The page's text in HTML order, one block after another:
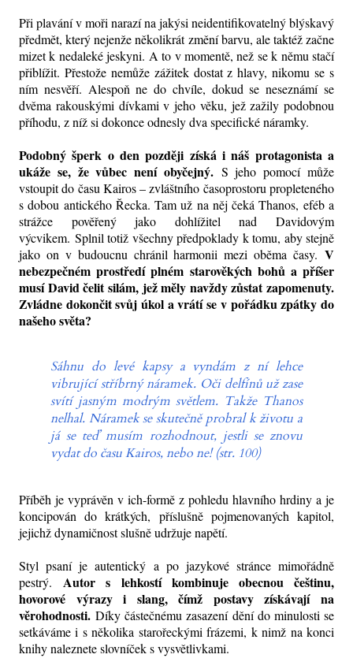
Při plavání v moři narazí na jakýsi neidentifikovatelný blýskavý
předmět, který nejenže několikrát změní barvu, ale taktéž začne
mizet k nedaleké jeskyni. A to v momentě, než se k němu stačí
přiblížit. Přestože nemůže zážitek dostat z hlavy, nikomu se s
ním nesvěří. Alespoň ne do chvíle, dokud se neseznámí se
dvěma rakouskými dívkami v jeho věku, jež zažily podobnou
příhodu, z níž si dokonce odnesly dva specifické náramky.
Podobný šperk o den později získá i náš protagonista a
ukáže se, že vůbec není obyčejný. S jeho pomocí může
vstoupit do času Kairos – zvláštního časoprostoru propleteného
s dobou antického Řecka. Tam už na něj čeká Thanos, eféb a
strážce pověřený jako dohlížitel nad Davidovým
výcvikem. Splnil totiž všechny předpoklady k tomu, aby stejně
jako on v budoucnu chránil harmonii mezi oběma časy. V
nebezpečném prostředí plném starověkých bohů a příšer
musí David čelit silám, jež měly navždy zůstat zapomenuty.
Zvládne dokončit svůj úkol a vrátí se v pořádku zpátky do
našeho světa?
Sáhnu do levé kapsy a vyndám z ní lehce
vibrující stříbrný náramek. Oči delfínů už zase
svítí jasným modrým světlem. Takže Thanos
nelhal. Náramek se skutečně probral k životu a
já se teď musím rozhodnout, jestli se znovu
vydat do času Kairos, nebo ne! (str. 100)
Příběh je vyprávěn v ich-formě z pohledu hlavního hrdiny a je
koncipován do krátkých, příslušně pojmenovaných kapitol,
jejichž dynamičnost slušně udržuje napětí.
Styl psaní je autentický a po jazykové stránce mimořádně
pestrý. Autor s lehkostí kombinuje obecnou češtinu,
hovorové výrazy i slang, čímž postavy získávají na
věrohodnosti. Díky částečnému zasazení dění do minulosti se
setkáváme i s několika starořeckými frázemi, k nimž na konci
knihy naleznete slovníček s vysvětlivkami.